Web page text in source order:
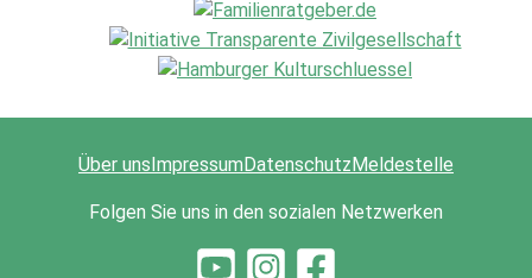
Über unsImpressumDatenschutzMeldestelle
Folgen Sie uns in den sozialen Netzwerken